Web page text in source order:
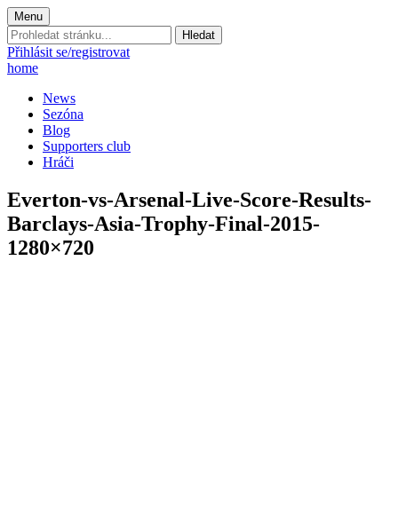
Menu
Prohledat
stránku:
Přihlásit se/registrovat
home
News
Sezóna
Blog
Supporters club
Hráči
Everton-vs-Arsenal-Live-Score-Results-
Barclays-Asia-Trophy-Final-2015-
1280×720